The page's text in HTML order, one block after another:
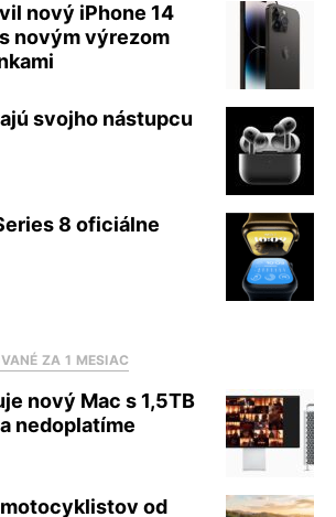
nový iPhone 14
novým výrezom
svojho nástupcu
8 oficiálne
ZA 1 MESIAC
nový Mac s 1,5TB
nedoplatíme
od